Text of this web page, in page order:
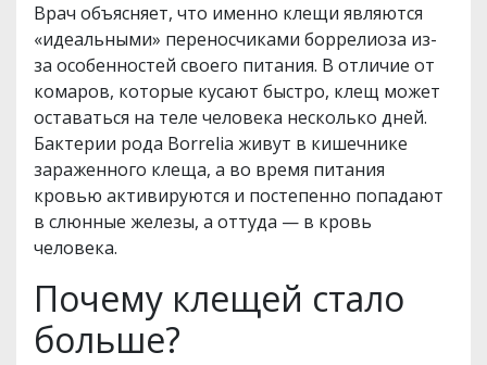
Врач объясняет, что именно клещи являются
«идеальными» переносчиками боррелиоза из-
за особенностей своего питания. В отличие от
комаров, которые кусают быстро, клещ может
оставаться на теле человека несколько дней.
Бактерии рода Borrelia живут в кишечнике
зараженного клеща, а во время питания
кровью активируются и постепенно попадают
в слюнные железы, а оттуда — в кровь
человека.
Почему клещей стало
больше?